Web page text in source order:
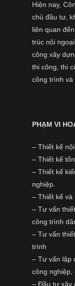
Hiện nay,
chủ đầu tư,
liên quan
trúc nội
công xây
thi công, thi
công trình và
PHẠM VI
– Thiết kế
– Thiết kế
– Thiết kế
nghiệp.
– Thiết kế
– Tư vấn
công trình
– Tư vấn
trình
– Tư vấn lập
công nghiệp,
– Đầu tư xây